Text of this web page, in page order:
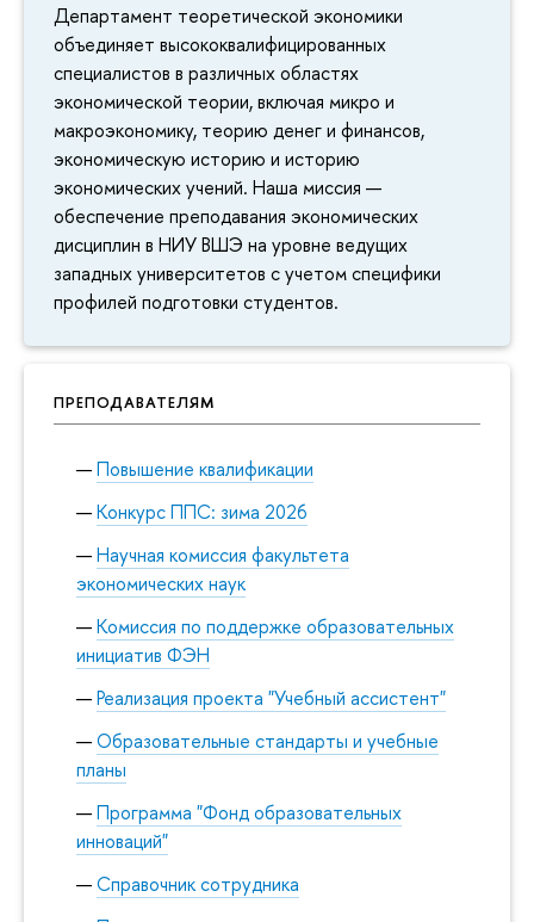
Департамент теоретической экономики
объединяет высококвалифицированных
специалистов в различных областях
экономической теории, включая микро и
макроэкономику, теорию денег и финансов,
экономическую историю и историю
экономических учений. Наша миссия —
обеспечение преподавания экономических
дисциплин в НИУ ВШЭ на уровне ведущих
западных университетов с учетом специфики
профилей подготовки студентов.
ПРЕПОДАВАТЕЛЯМ
Повышение квалификации
Конкурс ППС: зима 2026
Научная комиссия факультета
экономических наук
Комиссия по поддержке образовательных
инициатив ФЭН
Реализация проекта "Учебный ассистент"
Образовательные стандарты и учебные
планы
Программа "Фонд образовательных
инноваций"
Справочник сотрудника